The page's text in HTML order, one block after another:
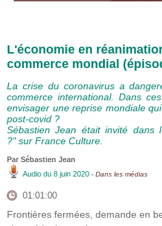
L'économie en
commerce mondial
La crise du coronavirus a
commerce international. Dans
envisager une reprise mondiale
post-covid ?
Sébastien Jean était invité dans
?" sur France Culture.
Par Sébastien Jean
Audio du 8 juin 2020 - Dans les médias
01:01:00
Frontières fermées, demande en